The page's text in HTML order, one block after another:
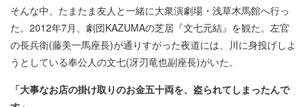
そんな中、たまたま友人と一緒に大衆演劇場・浅草木馬館へ行っ
た。2012年7月、劇団KAZUMAの芝居『文七元結』を観た。左官
の長兵衛(藤美一馬座長)が通りすがった夜道には、川に身投げしよ
うとしている奉公人の文七(冴刃竜也副座長)がいた。
「大事なお店の掛け取りのお金五十両を、盗られてしまったんで